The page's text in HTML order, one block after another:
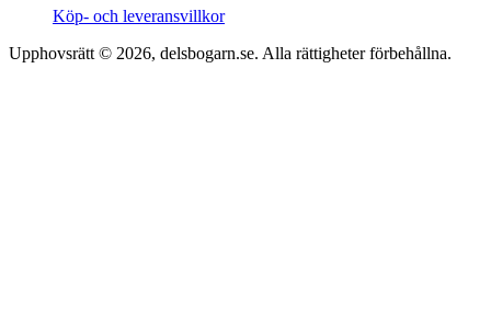
Köp- och leveransvillkor
Upphovsrätt © 2026, delsbogarn.se. Alla rättigheter förbehållna.